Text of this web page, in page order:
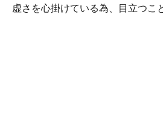
虚さを心掛けている為、目立つこ